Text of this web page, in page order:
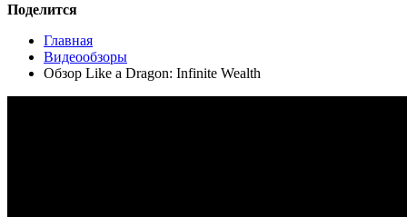
Поделится
Главная
Видеообзоры
Обзор Like a Dragon: Infinite Wealth